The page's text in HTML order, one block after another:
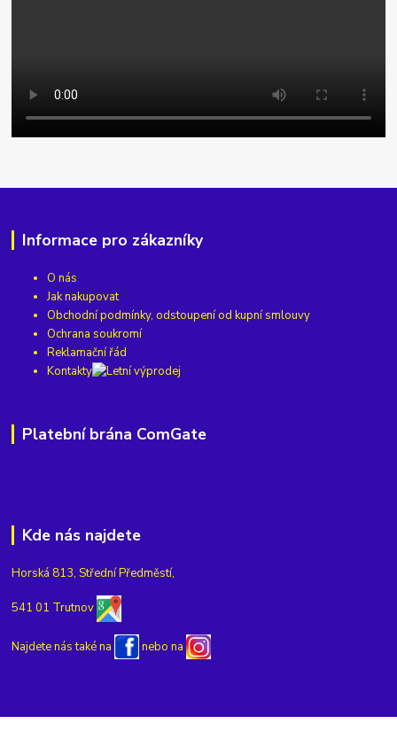
Informace pro zákazníky
O nás
Jak nakupovat
Obchodní podmínky, odstoupení od kupní smlouvy
Ochrana soukromí
Reklamační řád
Kontakty
Platební brána ComGate
Kde nás najdete
Horská 813, Střední Předměstí,
541 01 Trutnov
Najdete nás také na nebo na